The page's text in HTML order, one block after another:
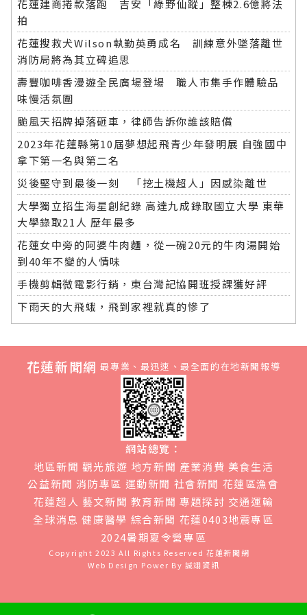
花蓮建商捲款落跑 吉安「綠野仙蹤」整棟2.6億將法
拍
花蓮搜救犬Wilson執勤英勇成名 訓練意外墜落離世
消防局將為其立碑追思
壽豐咖啡香漫遊全民廣場登場 職人市集手作體驗品
味慢活氛圍
颱風天招牌掉落砸車，律師告訴你誰該賠償
2023年花蓮縣第10屆夢想起飛青少年發明展 自強國中
拿下第一名與第二名
災後堅守到最後一刻 「挖土機超人」因感染離世
大學獨立招生海星創紀錄 高達九成錄取國立大學 東華
大學錄取21人 歷年最多
花蓮女中旁的阿婆牛肉麵，從一碗20元的牛肉湯開始
到40年不變的人情味
手機剪輯微電影行銷，東台灣記協開班授課獲好評
下雨天的大飛蛾，飛到家裡就真的慘了
花蓮新聞網 最專業、最迅速、最全面的在地新聞報導
網站總覽：
地區新聞 觀光旅遊 地方新聞 產業消費 美食生活
公益新聞 消防專區 運動新聞 社會新聞 花蓮區漁會
花蓮超人 藝文新聞 教育新聞 專題探討 交通運輸
全球消息 健康醫學 綜合新聞 花蓮0403地震專區
2024暑期夏令營專區
Copyright 2023 All Rights Reserved花蓮新聞網
Web Design Power By 誠翊資訊